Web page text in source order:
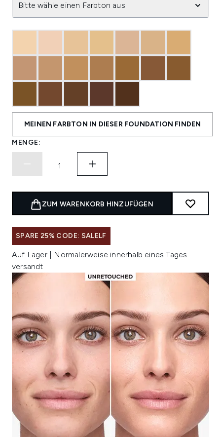
Bitte wähle einen Farbton aus
MEINEN FARBTON IN DIESER FOUNDATION FINDEN
MENGE:
ZUM WARENKORB HINZUFÜGEN
SPARE 25% CODE: SALELF
Auf Lager | Normalerweise innerhalb eines Tages
versandt